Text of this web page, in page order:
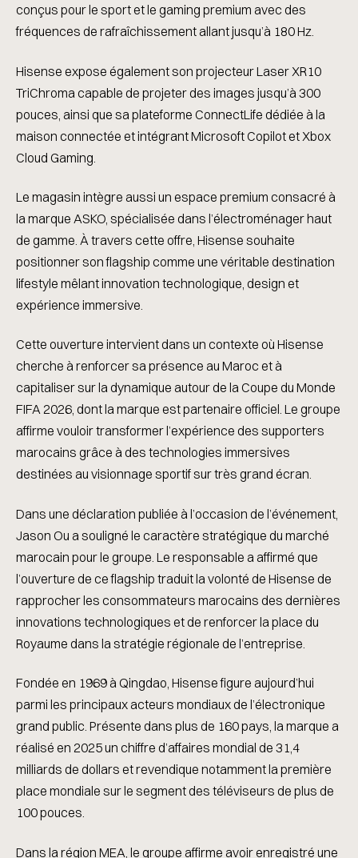
conçus pour le sport et le gaming premium avec des
fréquences de rafraîchissement allant jusqu’à 180 Hz.
Hisense expose également son projecteur Laser XR10
TriChroma capable de projeter des images jusqu’à 300
pouces, ainsi que sa plateforme ConnectLife dédiée à la
maison connectée et intégrant Microsoft Copilot et Xbox
Cloud Gaming.
Le magasin intègre aussi un espace premium consacré à
la marque ASKO, spécialisée dans l’électroménager haut
de gamme. À travers cette offre, Hisense souhaite
positionner son flagship comme une véritable destination
lifestyle mêlant innovation technologique, design et
expérience immersive.
Cette ouverture intervient dans un contexte où Hisense
cherche à renforcer sa présence au Maroc et à
capitaliser sur la dynamique autour de la Coupe du Monde
FIFA 2026, dont la marque est partenaire officiel. Le groupe
affirme vouloir transformer l’expérience des supporters
marocains grâce à des technologies immersives
destinées au visionnage sportif sur très grand écran.
Dans une déclaration publiée à l’occasion de l’événement,
Jason Ou a souligné le caractère stratégique du marché
marocain pour le groupe. Le responsable a affirmé que
l’ouverture de ce flagship traduit la volonté de Hisense de
rapprocher les consommateurs marocains des dernières
innovations technologiques et de renforcer la place du
Royaume dans la stratégie régionale de l’entreprise.
Fondée en 1969 à Qingdao, Hisense figure aujourd’hui
parmi les principaux acteurs mondiaux de l’électronique
grand public. Présente dans plus de 160 pays, la marque a
réalisé en 2025 un chiffre d’affaires mondial de 31,4
milliards de dollars et revendique notamment la première
place mondiale sur le segment des téléviseurs de plus de
100 pouces.
Dans la région MEA, le groupe affirme avoir enregistré une